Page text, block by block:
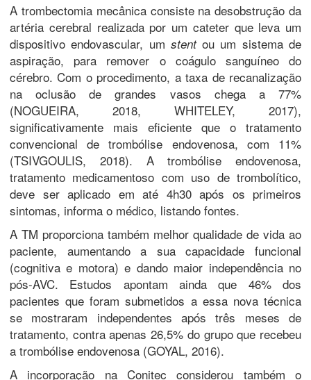
A trombectomia mecânica consiste na desobstrução da
artéria cerebral realizada por um cateter que leva um
dispositivo endovascular, um stentou um sistema de
aspiração, para remover o coágulo sanguíneo do
cérebro. Com o procedimento, a taxa de recanalização
na oclusão de grandes vasos chega a 77%
(NOGUEIRA, 2018, WHITELEY, 2017),
significativamente mais eficiente que o tratamento
convencional de trombólise endovenosa, com 11%
(TSIVGOULIS, 2018). A trombólise endovenosa,
tratamento medicamentoso com uso de trombolítico,
deve ser aplicado em até 4h30 após os primeiros
sintomas, informa o médico, listando fontes.
A TM proporciona também melhor qualidade de vida ao
paciente, aumentando a sua capacidade funcional
(cognitiva e motora) e dando maior independência no
pós-AVC. Estudos apontam ainda que 46% dos
pacientes que foram submetidos a essa nova técnica
se mostraram independentes após três meses de
tratamento, contra apenas 26,5% do grupo que recebeu
a trombólise endovenosa (GOYAL, 2016).
A incorporação na Conitec considerou também o